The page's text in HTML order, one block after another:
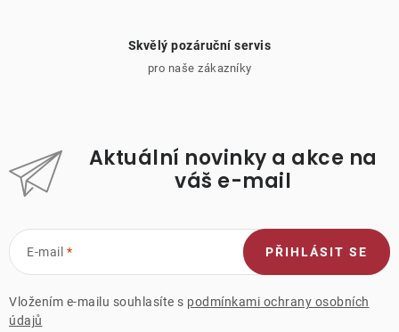
Skvělý pozáruční servis
pro naše zákazníky
Aktuální novinky a akce na
váš e-mail
E-mail
Vložením e-mailu souhlasíte s podmínkami ochrany osobních
údajů
PŘIHLÁSIT SE